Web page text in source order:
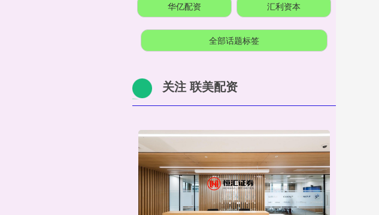
华亿配资 汇利资本
全部话题标签
关注 联美配资